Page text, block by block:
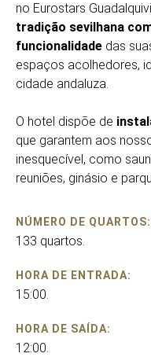
no Eurostars
tradição sevilhana
funcionalidade das
espaços acolhedores,
cidade andaluza.
O hotel dispõe de
que garantem aos
inesquecível, como
reuniões, ginásio e
NÚMERO DE QUARTOS:
133 quartos.
HORA DE ENTRADA:
15:00.
HORA DE SAÍDA:
12:00.